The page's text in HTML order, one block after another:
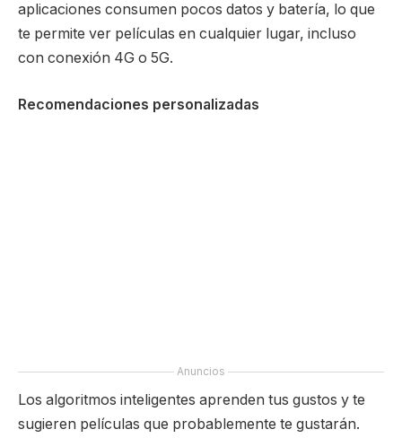
aplicaciones consumen pocos datos y batería, lo que
te permite ver películas en cualquier lugar, incluso
con conexión 4G o 5G.
Recomendaciones personalizadas
Anuncios
Los algoritmos inteligentes aprenden tus gustos y te
sugieren películas que probablemente te gustarán.